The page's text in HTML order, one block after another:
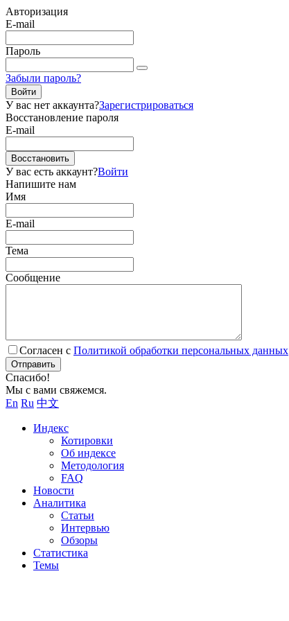
Авторизация
E-mail
Пароль
Забыли пароль?
Войти
У вас нет аккаунта?Зарегистрироваться
Восстановление пароля
E-mail
Восстановить
У вас есть аккаунт?Войти
Напишите нам
Имя
E-mail
Тема
Сообщение
Согласен с Политикой обработки персональных данных
Отправить
Спасибо!
Мы с вами свяжемся.
En Ru 中文
Индекс
Котировки
Об индексе
Методология
FAQ
Новости
Аналитика
Статьи
Интервью
Обзоры
Статистика
Темы